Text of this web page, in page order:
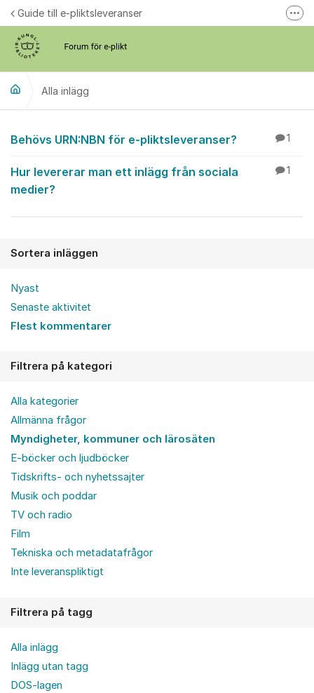
Hoppa till innehåll
Guide till e-pliktsleveranser
Alla inlägg
Alla inlägg
Behövs URN:NBN för e-pliktsleveranser? 1
Hur levererar man ett inlägg från sociala
medier?
1
Sortera inläggen
Nyast
Senaste aktivitet
Flest kommentarer
Filtrera på kategori
Alla kategorier
Allmänna frågor
Myndigheter, kommuner och lärosäten
E-böcker och ljudböcker
Tidskrifts- och nyhetssajter
Musik och poddar
TV och radio
Film
Tekniska och metadatafrågor
Inte leveranspliktigt
Filtrera på tagg
Alla inlägg
Inlägg utan tagg
DOS-lagen